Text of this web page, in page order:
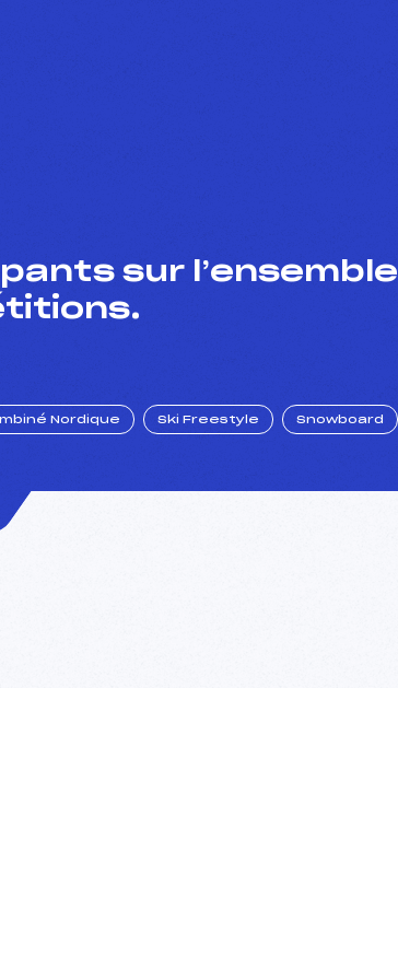
sur l’ensemble
Nordique Ski Freestyle Snowboard